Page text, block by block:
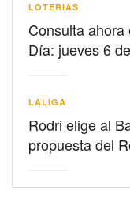
LOTERIAS
Consulta
Día: jueves 6
LALIGA
Rodri elige al
propuesta del